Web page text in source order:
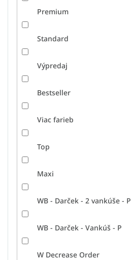
Premium
Standard
Výpredaj
Bestseller
Viac farieb
Top
Maxi
WB - Darček - 2 vankúše - P
WB - Darček - Vankúš - P
W Decrease Order